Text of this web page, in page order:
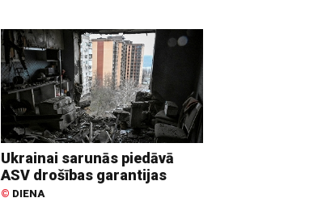
Ukrainai sarunās piedāvā
ASV drošības garantijas
© DIENA